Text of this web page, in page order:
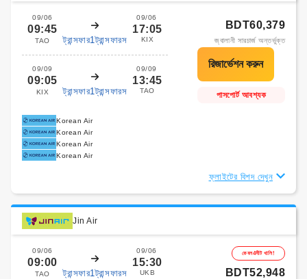
09/06
09:45
TAO ট্রান্সফার1ট্রান্সফারস
09/06
17:05
KIX
09/09
09:05
KIX ট্রান্সফার1ট্রান্সফারস
09/09
13:45
TAO
BDT60,379
জ্বালানী সারচার্জ অন্তর্ভুক্ত
পাসপোর্ট আবশ্যক
Korean Air
Korean Air
Korean Air
Korean Air
ফ্লাইটের বিশদ দেখুন
Jin Air
09/06
09:00
TAO ট্রান্সফার1ট্রান্সফারস
09/06
15:30
UKB
কেবল4সীট খালি!
BDT52,948